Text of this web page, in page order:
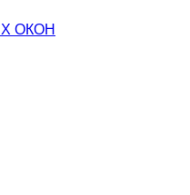
ОКОН